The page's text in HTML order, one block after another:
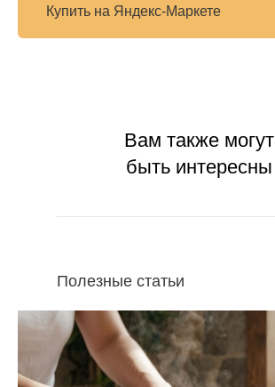
Купить на Яндекс-Маркете
Вам также могут
быть интересны
Полезные статьи